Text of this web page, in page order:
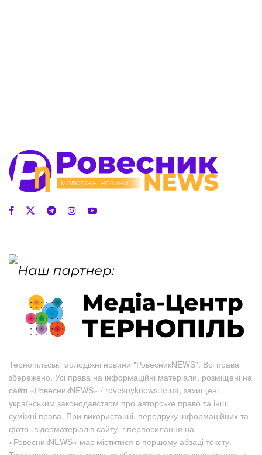
Тернопільські молодіжні новини "РовесникNEWS". Всі права
збережено. Усі права на інформаційні матеріали, розміщені на
сайті «РовесникNEWS» / rovesnyknews.te.ua, захищені
українським законодавством про авторське право та інші
суміжні права. При використанні, передруку інформаційних та
фото-,відеоматеріалів сайту, гіперпосилання на
«РовесникNEWS» має міститися в першому абзаці тексту.